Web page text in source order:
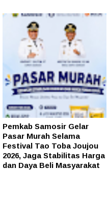
Pemkab Samosir Gelar
Pasar Murah Selama
Festival Tao Toba Joujou
2026, Jaga Stabilitas Harga
dan Daya Beli Masyarakat